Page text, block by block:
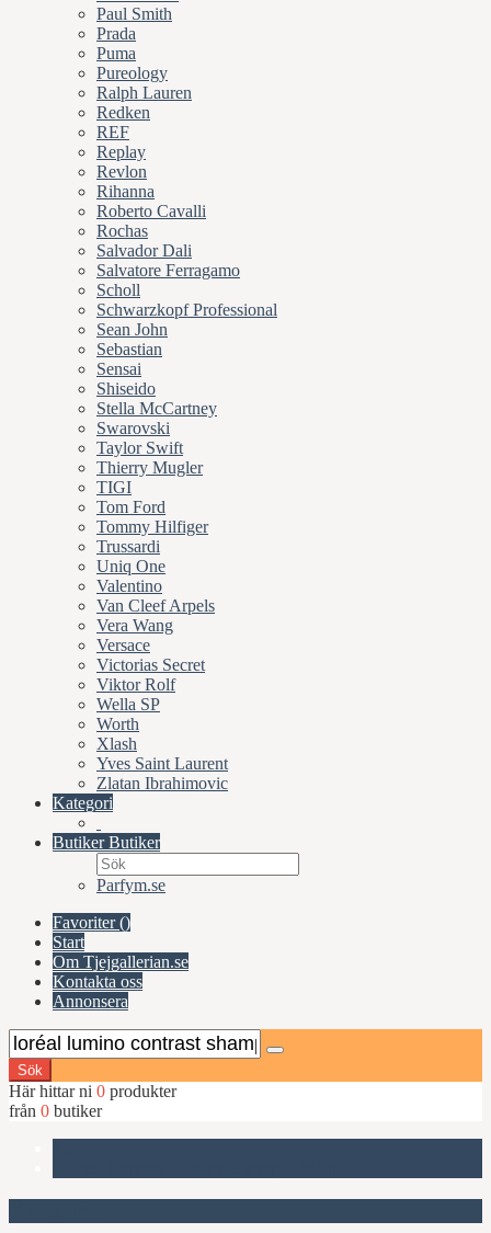
Paul Smith
Prada
Puma
Pureology
Ralph Lauren
Redken
REF
Replay
Revlon
Rihanna
Roberto Cavalli
Rochas
Salvador Dali
Salvatore Ferragamo
Scholl
Schwarzkopf Professional
Sean John
Sebastian
Sensai
Shiseido
Stella McCartney
Swarovski
Taylor Swift
Thierry Mugler
TIGI
Tom Ford
Tommy Hilfiger
Trussardi
Uniq One
Valentino
Van Cleef Arpels
Vera Wang
Versace
Victorias Secret
Viktor Rolf
Wella SP
Worth
Xlash
Yves Saint Laurent
Zlatan Ibrahimovic
Kategori
ButikerButiker
Parfym.se
Favoriter ()
Start
Om Tjejgallerian.se
Kontakta oss
Annonsera
Sök
Här hittar ni 0 produkter
från 0 butiker